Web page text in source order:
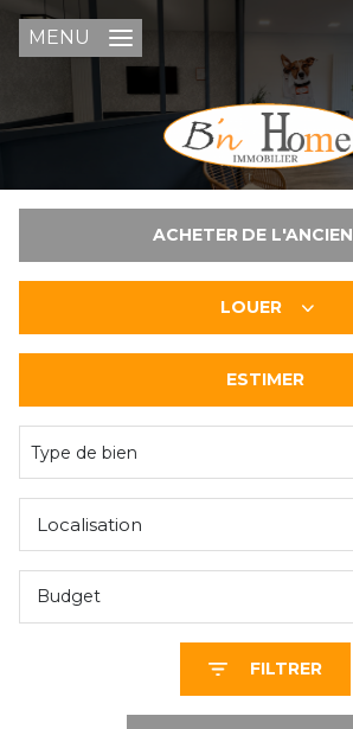
MENU
ACHETER DE L'ANCIEN
LOUER
ESTIMER
Type de bien
Localisation
Budget
FILTRER